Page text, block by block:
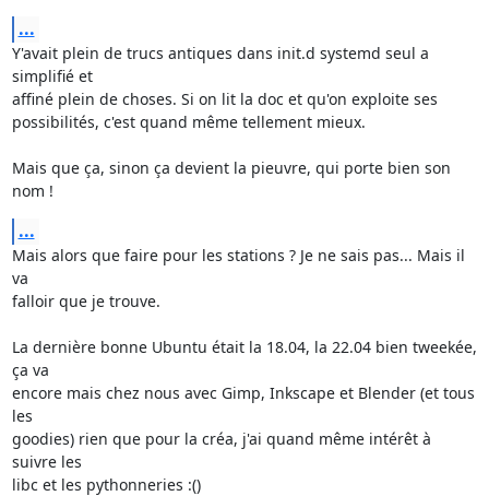
...
Y'avait plein de trucs antiques dans init.d systemd seul a
simplifié et
affiné plein de choses. Si on lit la doc et qu'on exploite ses
possibilités, c'est quand même tellement mieux.
Mais que ça, sinon ça devient la pieuvre, qui porte bien son
nom !
...
Mais alors que faire pour les stations ? Je ne sais pas... Mais il
va
falloir que je trouve.
La dernière bonne Ubuntu était la 18.04, la 22.04 bien tweekée,
ça va
encore mais chez nous avec Gimp, Inkscape et Blender (et tous
les
goodies) rien que pour la créa, j'ai quand même intérêt à
suivre les
libc et les pythonneries :()